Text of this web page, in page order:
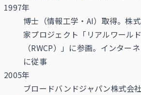
1997年
博士（情報工学・AI）取得。株
家プロジェクト「リアルワール
（RWCP）」に参画。インター
に従事
2005年
ブロードバンドジャパン株式会